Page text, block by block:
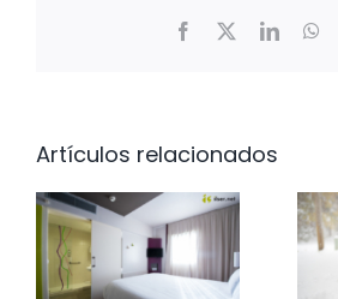
Facebook
Artículos relacionados